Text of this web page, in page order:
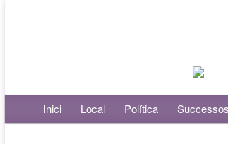
Menú principalAneu al contingut principal
Aneu al contingut secundari
Inici Local Política Successos